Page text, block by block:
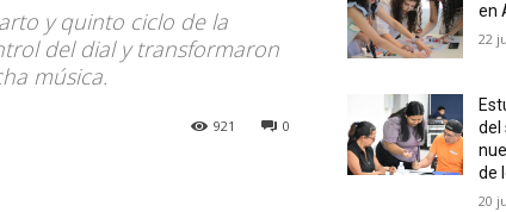
y quinto ciclo de la
del dial y transformaron
música.
0
921
en
22
del
de
20